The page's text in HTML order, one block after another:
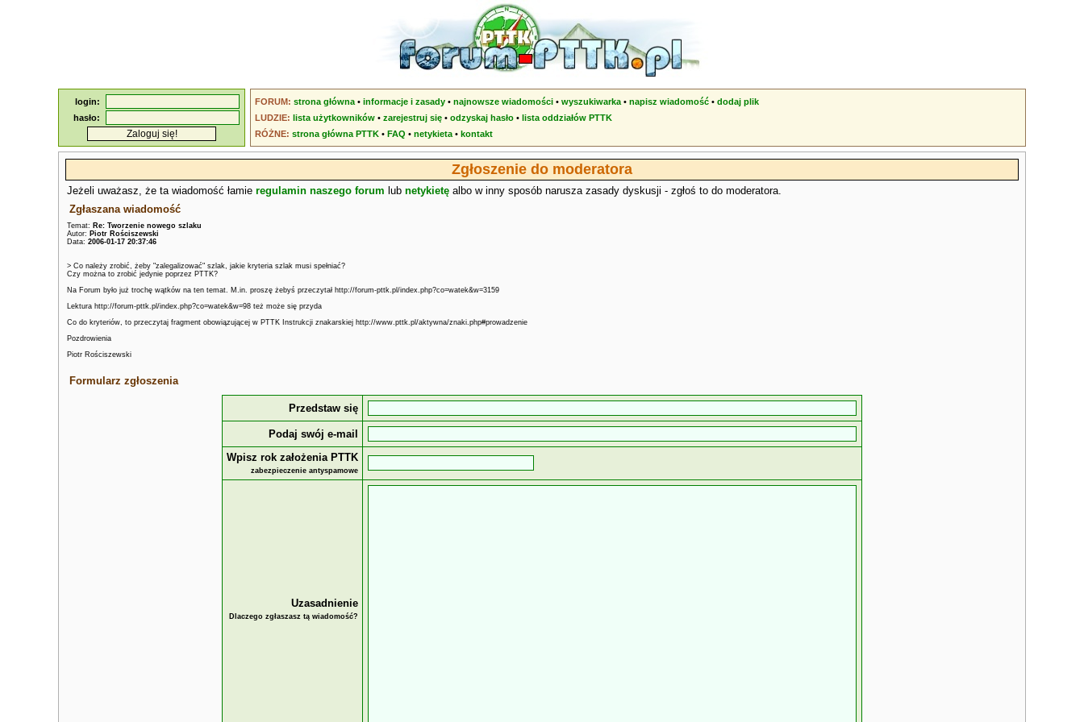
login:
hasło:
FORUM: strona główna • informacje i zasady • najnowsze wiadomości • wyszukiwarka • napisz wiadomość • dodaj plik
LUDZIE: lista użytkowników • zarejestruj się • odzyskaj hasło • lista oddziałów PTTK
RÓŻNE: strona główna PTTK • FAQ • netykieta • kontakt
Zgłoszenie do moderatora
Jeżeli uważasz, że ta wiadomość łamie regulamin naszego forum lub netykietę albo w inny sposób narusza zasady dyskusji - zgłoś to do moderatora.
Zgłaszana wiadomość
Temat: Re: Tworzenie nowego szlaku
Autor: Piotr Rościszewski
Data: 2006-01-17 20:37:46
> Co należy zrobić, żeby "zalegalizować" szlak, jakie kryteria szlak musi spełniać?
Czy można to zrobić jedynie poprzez PTTK?
Na Forum było już trochę wątków na ten temat. M.in. proszę żebyś przeczytał http://forum-pttk.pl/index.php?co=watek&w=3159
Lektura http://forum-pttk.pl/index.php?co=watek&w=98 też może się przyda
Co do kryteriów, to przeczytaj fragment obowiązującej w PTTK Instrukcji znakarskiej http://www.pttk.pl/aktywna/znaki.php#prowadzenie
Pozdrowienia
Piotr Rościszewski
Formularz zgłoszenia
Przedstaw się
Podaj swój e-mail
Wpisz rok założenia PTTK
zabezpieczenie antyspamowe
Uzasadnienie
Dlaczego zgłaszasz tą wiadomość?